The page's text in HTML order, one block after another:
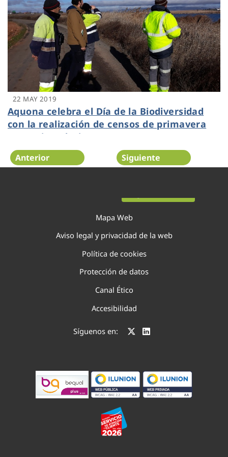
22 MAY 2019
Aquona celebra el Día de la Biodiversidad
con la realización de censos de primavera
en sus instalaciones
Anterior Siguiente
Mapa Web
Aviso legal y privacidad de la web
Política de cookies
Protección de datos
Canal Ético
Accesibilidad
Síguenos en: